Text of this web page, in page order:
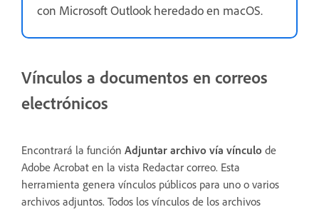
con Microsoft Outlook heredado en macOS.
Vínculos a documentos en correos
electrónicos
Encontrará la función Adjuntar archivo vía vínculo de
Adobe Acrobat en la vista Redactar correo. Esta
herramienta genera vínculos públicos para uno o varios
archivos adjuntos. Todos los vínculos de los archivos